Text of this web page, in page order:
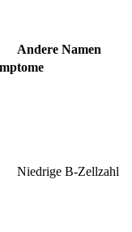
Andere Namen
Niedrige B-Zellzahl